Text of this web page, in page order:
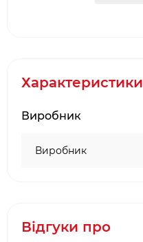
Характеристики
Виробник
Виробник
Відгуки про